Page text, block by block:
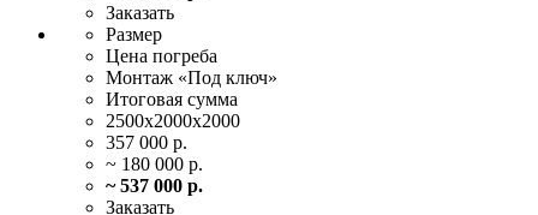
Заказать
Размер
Цена погреба
Монтаж «Под ключ»
Итоговая сумма
2500х2000х2000
357 000 р.
~ 180 000 р.
~ 537 000 р.
Заказать